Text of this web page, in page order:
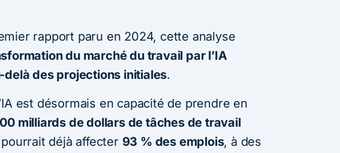
rapport paru en 2024, cette analyse
du marché du travail par l’IA
delà des projections initiales.
est désormais en capacité de prendre en
milliards de dollars de tâches de travail
déjà affecter 93 % des emplois, à des